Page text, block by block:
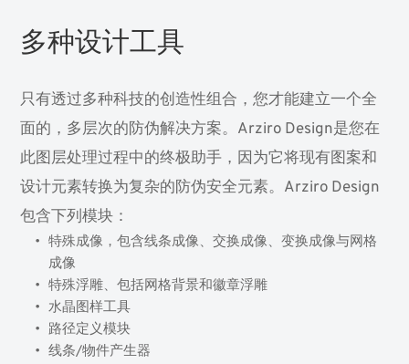
多种设计工具
只有透过多种科技的创造性组合，您才能建立一个全
面的，多层次的防伪解决方案。Arziro Design是您在
此图层处理过程中的终极助手，因为它将现有图案和
设计元素转换为复杂的防伪安全元素。Arziro Design
包含下列模块：
特殊成像，包含线条成像、交换成像、变换成像与网格
成像
特殊浮雕、包括网格背景和徽章浮雕
水晶图样工具
路径定义模块
线条/物件产生器